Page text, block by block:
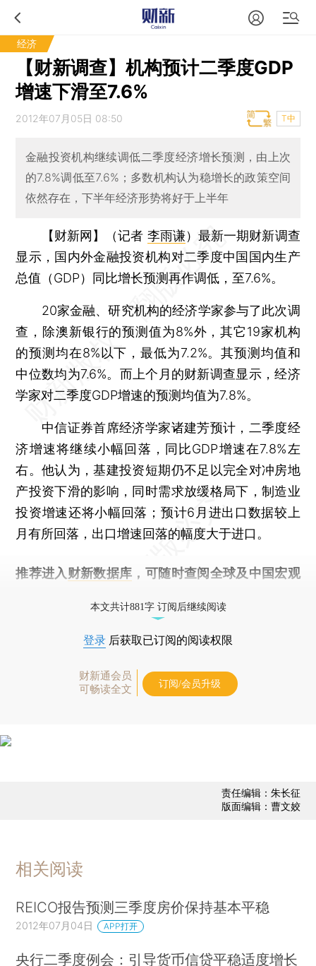
经济
【财新调查】机构预计二季度GDP
增速下滑至7.6%
2012年07月05日 08:50 T中
金融投资机构继续调低二季度经济增长预测，由上次
的7.8%调低至7.6%；多数机构认为稳增长的政策空间
依然存在，下半年经济形势将好于上半年
【财新网】（记者 李雨谦） 最新一期财新调查
显示，国内外金融投资机构对二季度中国国内生产
总值（GDP）同比增长预测再作调低，至7.6%。
20家金融、研究机构的经济学家参与了此次调
查，除澳新银行的预测值为8%外，其它19家机构
的预测均在8%以下，最低为7.2%。其预测均值和
中位数均为7.6%。而上个月的财新调查显示，经济
学家对二季度GDP增速的预测均值为7.8%。
中信证券首席经济学家诸建芳预计，二季度经
济增速将继续小幅回落，同比GDP增速在7.8%左
右。他认为，基建投资短期仍不足以完全对冲房地
产投资下滑的影响，同时需求放缓格局下，制造业
投资增速还将小幅回落；预计6月进出口数据较上
月有所回落，出口增速回落的幅度大于进口。
推荐进入 财新数据库 ，可随时查阅全球及中国宏观
本文共计881字 订阅后继续阅读
登录 后获取已订阅的阅读权限
财新通会员
可畅读全文
订阅/会员升级
责任编辑：朱长征
版面编辑：曹文姣
相关阅读
REICO报告预测三季度房价保持基本平稳
2012年07月04日 APP打开
央行二季度例会：引导货币信贷平稳适度增长